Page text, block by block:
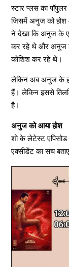
स्टार प्लस का
जिसमें अनुज को होश
ने देखा कि अनुज के
कर रहे थे और अनुज
कोशिश कर रहे थे।
लेकिन अब अनुज के
हैं। लेकिन इससे
है।
अनुज को आया होश
शो के लेटेस्ट
एक्सीडेंट का सच